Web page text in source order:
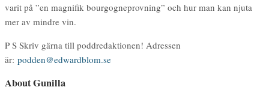
varit på ”en magnifik bourgogneprovning” och hur man kan njuta
mer av mindre vin.
P S Skriv gärna till poddredaktionen! Adressen
är: podden@edwardblom.se
About Gunilla